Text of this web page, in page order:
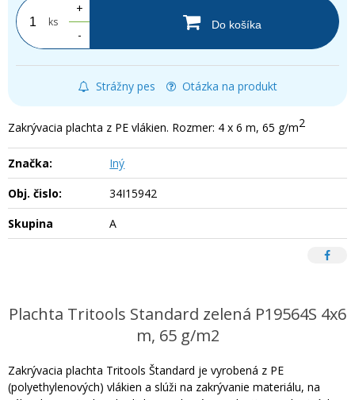
ks
+
-
Do košíka
Strážny pes Otázka na produkt
Zakrývacia plachta z PE vlákien. Rozmer: 4 x 6 m, 65 g/m2
Značka:
Iný
Obj. čislo:
34I15942
Skupina
A
Plachta Tritools Standard zelená P19564S 4x6
m, 65 g/m2
Zakrývacia plachta Tritools Štandard je vyrobená z PE
(polyethylenových) vlákien a slúži na zakrývanie materiálu, na